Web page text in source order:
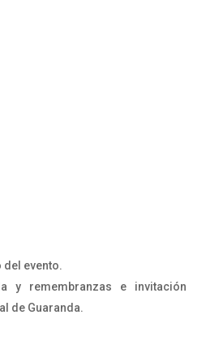
del evento.
y remembranzas e invitación
de Guaranda.